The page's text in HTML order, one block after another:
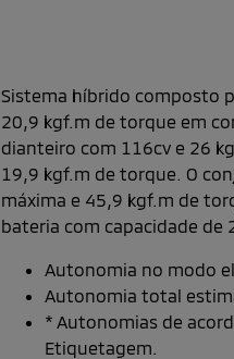
Sistema híbrido composto
20,9 kgf.m de torque em
dianteiro com 116cv e 26
19,9 kgf.m de torque. O
máxima e 45,9 kgf.m de
bateria com capacidade de
Autonomia no modo
Autonomia total
* Autonomias de
Etiquetagem.